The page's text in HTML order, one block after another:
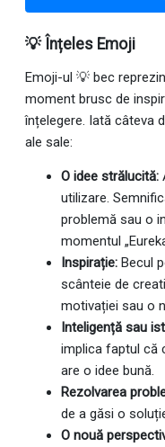
💡 Înțeles Emoji
Emoji-ul 💡 bec
moment brusc de
înțelegere. Iată câteva
ale sale:
O idee strălucită:
utilizare.
problemă sau o
momentul
Inspirație: Becul
scânteie de
motivației sau o
Inteligență sau
implica faptul că
are o idee bună.
Rezolvarea
de a găsi o
O nouă